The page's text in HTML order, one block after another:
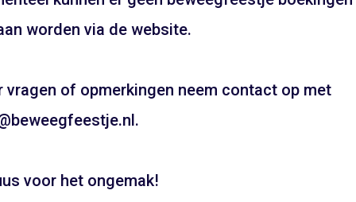
FEESTJE IN SINTERKLAAS OF
THEMA?
Pietentraining, Pakjes bezorgen? Het kan allemaal!
Bel snel voor de mogelijkheden!
06 21 89 71 85
Boeken
worden via de website.
vragen of opmerkingen neem contact op met
voor het ongemak!